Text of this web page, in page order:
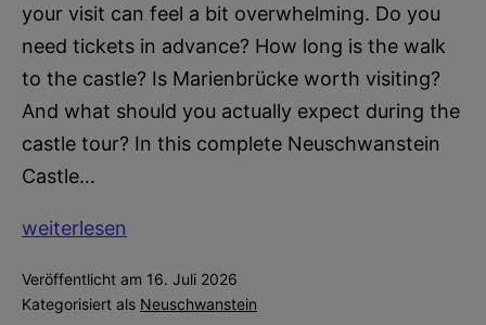
your visit can feel a bit overwhelming. Do you
need tickets in advance? How long is the walk
to the castle? Is Marienbrücke worth visiting?
And what should you actually expect during the
castle tour? In this complete Neuschwanstein
Castle…
Neuschwanstein
FAQs
weiterlesen
Veröffentlicht am 16. Juli 2026
Kategorisiert als Neuschwanstein